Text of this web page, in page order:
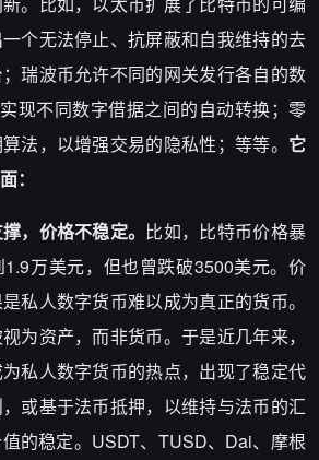
个无法停止、抗屏蔽和自我维持的去
瑞波币允许不同的网关发行各自的数
现不同数字借据之间的自动转换；零
法，以增强交易的隐私性；等等。 它
：
，价格不稳定。 比如，比特币价格暴
万美元，但也曾跌破3500美元。价
私人数字货币难以成为真正的货币。
为资产，而非货币。于是近几年来，
私人数字货币的热点，出现了稳定代
或基于法币抵押，以维持与法币的汇
的稳定。USDT、TUSD、Dai、摩根